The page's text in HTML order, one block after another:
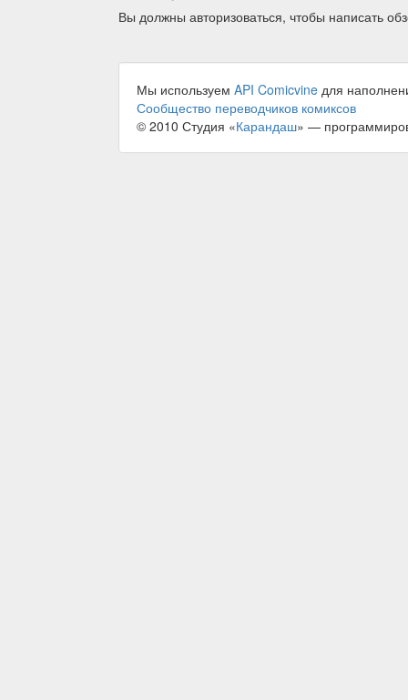
Вы должны авторизоваться, чтобы написать
Мы используем API Comicvine для
Сообщество переводчиков комиксов
© 2010 Студия «Карандаш» —